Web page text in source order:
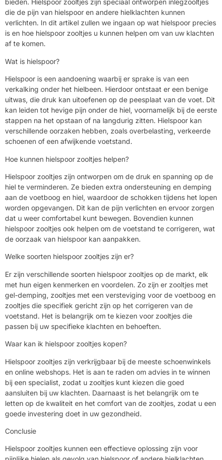
bieden. Hielspoor zooltjes zijn speciaal ontworpen inlegzooltjes
die de pijn van hielspoor en andere hielklachten kunnen
verlichten. In dit artikel zullen we ingaan op wat hielspoor precies
is en hoe hielspoor zooltjes u kunnen helpen om van uw klachten
af te komen.
Wat is hielspoor?
Hielspoor is een aandoening waarbij er sprake is van een
verkalking onder het hielbeen. Hierdoor ontstaat er een benige
uitwas, die druk kan uitoefenen op de peesplaat van de voet. Dit
kan leiden tot hevige pijn onder de hiel, voornamelijk bij de eerste
stappen na het opstaan of na langdurig zitten. Hielspoor kan
verschillende oorzaken hebben, zoals overbelasting, verkeerde
schoenen of een afwijkende voetstand.
Hoe kunnen hielspoor zooltjes helpen?
Hielspoor zooltjes zijn ontworpen om de druk en spanning op de
hiel te verminderen. Ze bieden extra ondersteuning en demping
aan de voetboog en hiel, waardoor de schokken tijdens het lopen
worden opgevangen. Dit kan de pijn verlichten en ervoor zorgen
dat u weer comfortabel kunt bewegen. Bovendien kunnen
hielspoor zooltjes ook helpen om de voetstand te corrigeren, wat
de oorzaak van hielspoor kan aanpakken.
Welke soorten hielspoor zooltjes zijn er?
Er zijn verschillende soorten hielspoor zooltjes op de markt, elk
met hun eigen kenmerken en voordelen. Zo zijn er zooltjes met
gel-demping, zooltjes met een versteviging voor de voetboog en
zooltjes die specifiek gericht zijn op het corrigeren van de
voetstand. Het is belangrijk om te kiezen voor zooltjes die
passen bij uw specifieke klachten en behoeften.
Waar kan ik hielspoor zooltjes kopen?
Hielspoor zooltjes zijn verkrijgbaar bij de meeste schoenwinkels
en online webshops. Het is aan te raden om advies in te winnen
bij een specialist, zodat u zooltjes kunt kiezen die goed
aansluiten bij uw klachten. Daarnaast is het belangrijk om te
letten op de kwaliteit en het comfort van de zooltjes, zodat u een
goede investering doet in uw gezondheid.
Conclusie
Hielspoor zooltjes kunnen een effectieve oplossing zijn voor